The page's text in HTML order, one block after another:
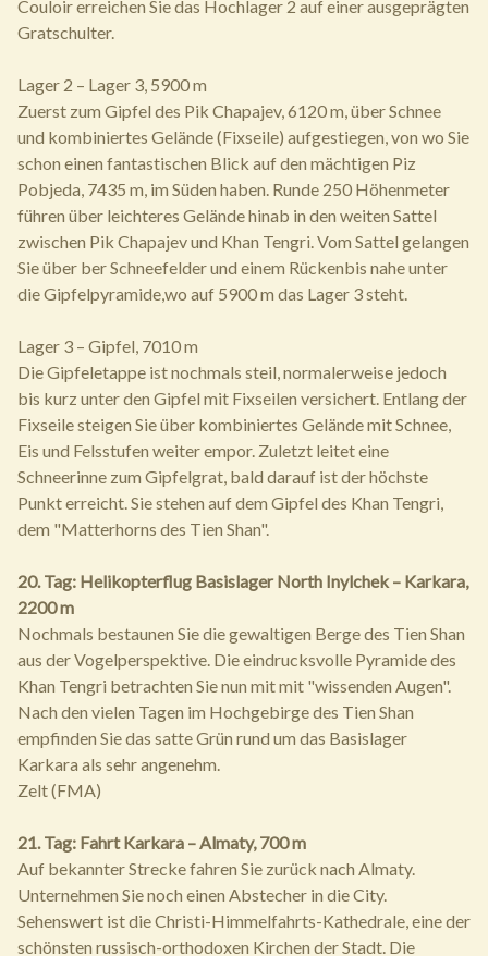
Couloir erreichen Sie das Hochlager 2 auf einer ausgeprägten
Gratschulter.
Lager 2 – Lager 3, 5900 m
Zuerst zum Gipfel des Pik Chapajev, 6120 m, über Schnee
und kombiniertes Gelände (Fixseile) aufgestiegen, von wo Sie
schon einen fantastischen Blick auf den mächtigen Piz
Pobjeda, 7435 m, im Süden haben. Runde 250 Höhenmeter
führen über leichteres Gelände hinab in den weiten Sattel
zwischen Pik Chapajev und Khan Tengri. Vom Sattel gelangen
Sie über ber Schneefelder und einem Rückenbis nahe unter
die Gipfelpyramide,wo auf 5900 m das Lager 3 steht.
Lager 3 – Gipfel, 7010 m
Die Gipfeletappe ist nochmals steil, normalerweise jedoch
bis kurz unter den Gipfel mit Fixseilen versichert. Entlang der
Fixseile steigen Sie über kombiniertes Gelände mit Schnee,
Eis und Felsstufen weiter empor. Zuletzt leitet eine
Schneerinne zum Gipfelgrat, bald darauf ist der höchste
Punkt erreicht. Sie stehen auf dem Gipfel des Khan Tengri,
dem "Matterhorns des Tien Shan".
20. Tag: Helikopterflug Basislager North Inylchek – Karkara,
2200 m
Nochmals bestaunen Sie die gewaltigen Berge des Tien Shan
aus der Vogelperspektive. Die eindrucksvolle Pyramide des
Khan Tengri betrachten Sie nun mit mit "wissenden Augen".
Nach den vielen Tagen im Hochgebirge des Tien Shan
empfinden Sie das satte Grün rund um das Basislager
Karkara als sehr angenehm.
Zelt (FMA)
21. Tag: Fahrt Karkara – Almaty, 700 m
Auf bekannter Strecke fahren Sie zurück nach Almaty.
Unternehmen Sie noch einen Abstecher in die City.
Sehenswert ist die Christi-Himmelfahrts-Kathedrale, eine der
schönsten russisch-orthodoxen Kirchen der Stadt. Die